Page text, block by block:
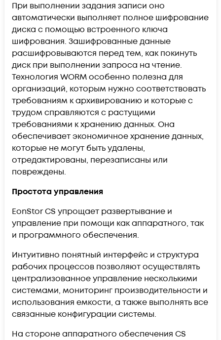
При выполнении задания записи оно
автоматически выполняет полное шифрование
диска с помощью встроенного ключа
шифрования. Зашифрованные данные
расшифровываются перед тем, как покинуть
диск при выполнении запроса на чтение.
Технология WORM особенно полезна для
организаций, которым нужно соответствовать
требованиям к архивированию и которые с
трудом справляются с растущими
требованиями к хранению данных. Она
обеспечивает экономичное хранение данных,
которые не могут быть удалены,
отредактированы, перезаписаны или
повреждены.
Простота управления
EonStor CS упрощает развертывание и
управление при помощи как аппаратного, так
и программного обеспечения.
Интуитивно понятный интерфейс и структура
рабочих процессов позволяют осуществлять
централизованное управление несколькими
системами, мониторинг производительности и
использования емкости, а также выполнять все
связанные конфигурации системы.
На стороне аппаратного обеспечения CS